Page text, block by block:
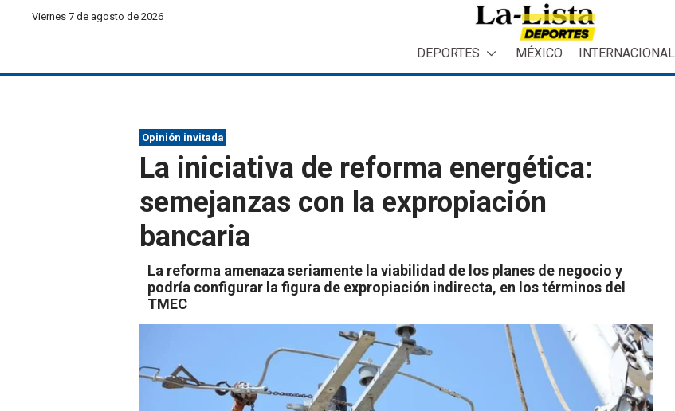
Viernes 7 de agosto de 2026
DEPORTES MÉXICO INTERNACIONAL
Opinión invitada
La iniciativa de reforma energética:
semejanzas con la expropiación
bancaria
La reforma amenaza seriamente la viabilidad de los planes de negocio y
podría configurar la figura de expropiación indirecta, en los términos del
TMEC